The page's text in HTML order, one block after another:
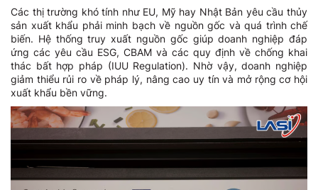
Các thị trường khó tính như EU, Mỹ hay Nhật Bản yêu cầu thủy
sản xuất khẩu phải minh bạch về nguồn gốc và quá trình chế
biến. Hệ thống truy xuất nguồn gốc giúp doanh nghiệp đáp
ứng các yêu cầu ESG, CBAM và các quy định về chống khai
thác bất hợp pháp (IUU Regulation). Nhờ vậy, doanh nghiệp
giảm thiểu rủi ro về pháp lý, nâng cao uy tín và mở rộng cơ hội
xuất khẩu bền vững.